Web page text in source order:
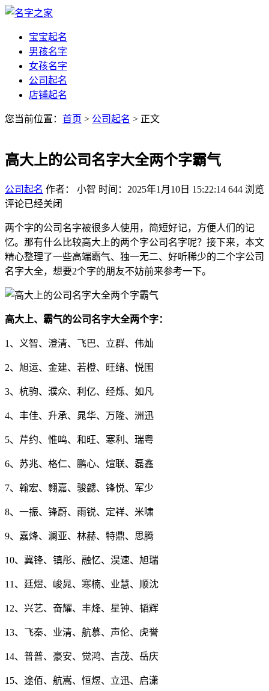
宝宝起名
男孩名字
女孩名字
公司起名
店铺起名
您当前位置： 首页 > 公司起名 > 正文
高大上的公司名字大全两个字霸气
公司起名 作者： 小智 时间：2025年1月10日 15:22:14 644 浏览
评论已经关闭
两个字的公司名字被很多人使用，简短好记，方便人们的记
忆。那有什么比较高大上的两个字公司名字呢？接下来，本文
精心整理了一些高端霸气、独一无二、好听稀少的二个字公司
名字大全，想要2个字的朋友不妨前来参考一下。
高大上、霸气的公司名字大全两个字：
1、义智、澄清、飞巴、立群、伟灿
2、旭运、金建、若橙、旺绪、悦围
3、杭驹、濮众、利亿、经烁、如凡
4、丰佳、升承、晁华、万隆、洲迅
5、芹约、惟鸣、和旺、寒利、瑞粤
6、苏兆、格仁、鹏心、煊联、磊鑫
7、翰宏、翱嘉、骏勰、锋悦、军少
8、一振、锋蔚、雨锐、定祥、米啸
9、嘉烽、澜亚、林赫、特鼎、思腾
10、冀锋、镇彤、融忆、淏速、旭瑞
11、廷煜、峻晁、寒楠、业慧、顺沈
12、兴艺、奋耀、丰烽、星钟、韬辉
13、飞秦、业清、航慕、声伦、虎誉
14、普普、豪安、觉鸿、吉茂、岳庆
15、途佰、航嵩、恒煜、立迅、启潇